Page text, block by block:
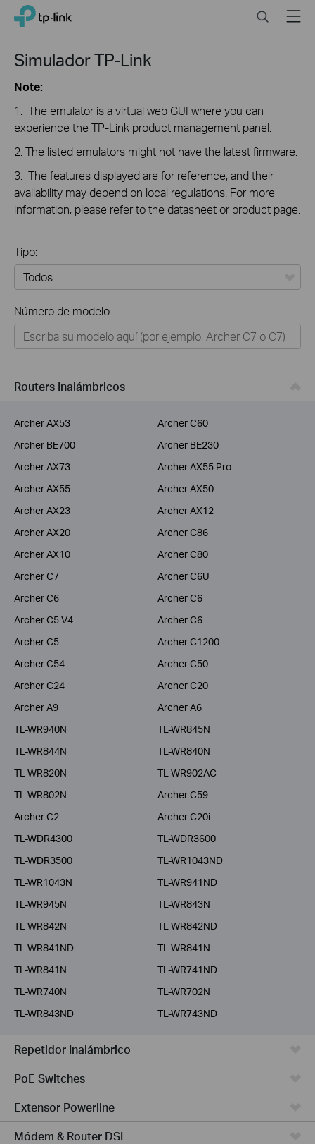
Click
navigation
TP-Link, Reliably Smart SearchMenu
Simulador TP-Link
Note:
1. The emulator is a virtual web GUI where you can
experience the TP-Link product management panel.
2. The listed emulators might not have the latest firmware.
3. The features displayed are for reference, and their
availability may depend on local regulations. For more
information, please refer to the datasheet or product page.
Tipo:
Hogar
Tapo
Negocios
ISPs
Número de modelo:
Routers Inalámbricos
Archer AX53
Archer C60
Archer BE700
Archer BE230
Archer AX73
Archer AX55 Pro
Archer AX55
Archer AX50
Archer AX23
Archer AX12
Archer AX20
Archer C86
Archer AX10
Archer C80
Archer C7
Archer C6U
Archer C6
Archer C6
Archer C5 V4
Archer C6
Archer C5
Archer C1200
Archer C54
Archer C50
Archer C24
Archer C20
Archer A9
Archer A6
TL-WR940N
TL-WR845N
TL-WR844N
TL-WR840N
TL-WR820N
TL-WR902AC
TL-WR802N
Archer C59
Archer C2
Archer C20i
TL-WDR4300
TL-WDR3600
TL-WDR3500
TL-WR1043ND
TL-WR1043N
TL-WR941ND
TL-WR945N
TL-WR843N
TL-WR842N
TL-WR842ND
TL-WR841ND
TL-WR841N
TL-WR841N
TL-WR741ND
TL-WR740N
TL-WR702N
TL-WR843ND
TL-WR743ND
Repetidor Inalámbrico
PoE Switches
Extensor Powerline
Módem & Router DSL